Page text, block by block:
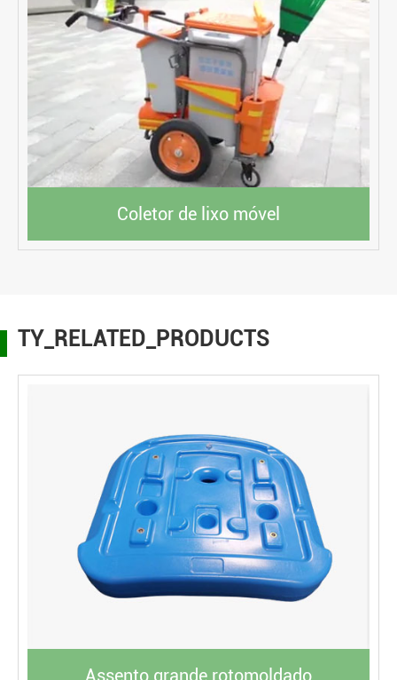
Coletor de lixo móvel
TY_RELATED_PRODUCTS
Assento grande rotomoldado